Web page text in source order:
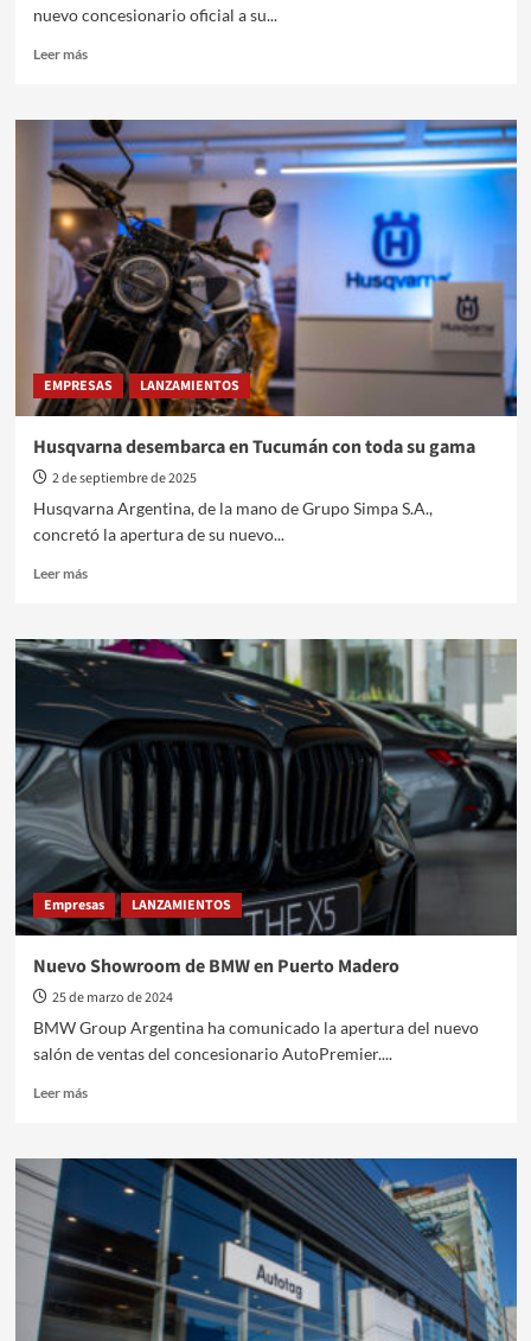
nuevo concesionario oficial a su...
Leer másLeer
KTM
y
Can-
Am
suman
su
concesionario
número
24
EMPRESAS LANZAMIENTOS
Husqvarna desembarca en Tucumán con toda su gama
2 de septiembre de 2025
Husqvarna Argentina, de la mano de Grupo Simpa S.A.,
concretó la apertura de su nuevo...
Leer másLeer
Husqvarna
desembarca
en
Tucumán
con
toda
Empresas LANZAMIENTOS
Nuevo Showroom de BMW en Puerto Madero
25 de marzo de 2024
BMW Group Argentina ha comunicado la apertura del nuevo
salón de ventas del concesionario AutoPremier....
Leer másLeer
Nuevo
Showroom
BMW
Puerto
Madero